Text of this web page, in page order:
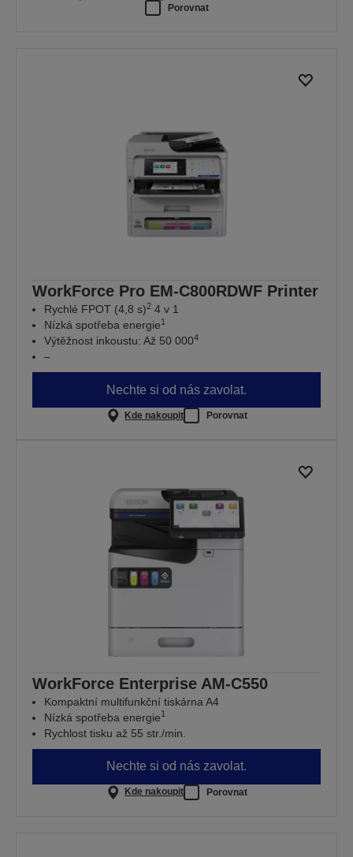
Porovnat
WorkForce Pro EM-C800RDWF Printer
Rychlé FPOT (4,8 s)2 4 v 1
Nízká spotřeba energie1
Výtěžnost inkoustu: Až 50 0004
–
Nechte si od nás zavolat.
Kde nakoupit Porovnat
WorkForce Enterprise​ AM-C550
Kompaktní multifunkční tiskárna A4
Nízká spotřeba energie1
Rychlost tisku až 55 str./min.
Nechte si od nás zavolat.
Kde nakoupit Porovnat